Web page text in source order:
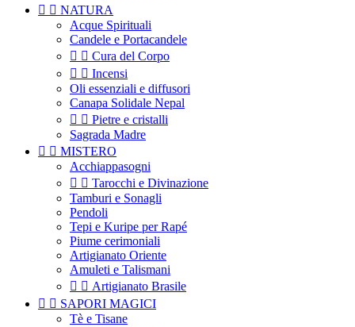
  NATURA
Acque Spirituali
Candele e Portacandele
  Cura del Corpo
  Incensi
Oli essenziali e diffusori
Canapa Solidale Nepal
  Pietre e cristalli
Sagrada Madre
  MISTERO
Acchiappasogni
  Tarocchi e Divinazione
Tamburi e Sonagli
Pendoli
Tepi e Kuripe per Rapé
Piume cerimoniali
Artigianato Oriente
Amuleti e Talismani
  Artigianato Brasile
  SAPORI MAGICI
Tè e Tisane